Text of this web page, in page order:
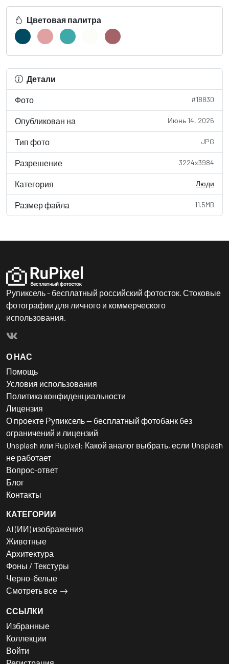
Цветовая палитра
Детали
Фото #18830
Опубликован на Июнь 14, 2026
Тип фото JPG
Разрешение 3224x3984
Категория Люди
Размер файла 11.5MB
Рупиксель - бесплатный российский фотосток. Стоковые
фотографии для личного и коммерческого
использования.
О НАС
Помощь
Условия использования
Политика конфиденциальности
Лицензия
О проекте Рупиксель — бесплатный фотобанк без
ограничений и лицензий
Unsplash или Rupixel: Какой аналог выбрать, если Unsplash
не работает
Вопрос-ответ
Блог
Контакты
КАТЕГОРИИ
AI (ИИ) изображения
Животные
Архитектура
Фоны / Текстуры
Черно-белые
Смотреть все
ССЫЛКИ
Избранные
Коллекции
Войти